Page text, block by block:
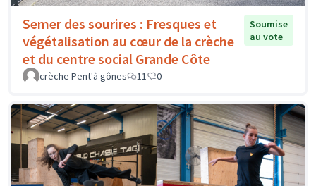
Semer des sourires : Fresques et
végétalisation au cœur de la crèche
et du centre social Grande Côte
Soumise
au vote
crèche Pent'à gônes 11 0